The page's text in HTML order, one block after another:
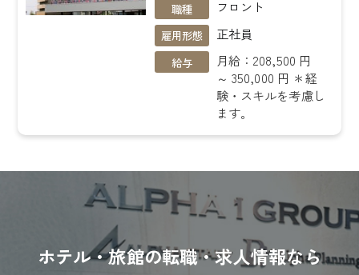
職種 フロント
雇用形態 正社員
給与
月給：208,500 円
～ 350,000 円 ＊経
験・スキルを考慮し
ます。
ホテル・旅館の転職・求人情報なら